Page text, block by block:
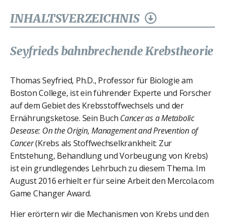
INHALTSVERZEICHNIS
Seyfrieds bahnbrechende Krebstheorie
Thomas Seyfried, Ph.D., Professor für Biologie am
Boston College, ist ein führender Experte und Forscher
auf dem Gebiet des Krebsstoffwechsels und der
Ernährungsketose. Sein Buch Cancer as a Metabolic
Desease: On the Origin, Management and Prevention of
Cancer(Krebs als Stoffwechselkrankheit: Zur
Entstehung, Behandlung und Vorbeugung von Krebs)
ist ein grundlegendes Lehrbuch zu diesem Thema. Im
August 2016 erhielt er für seine Arbeit den Mercola.com
Game Changer Award.
Hier erörtern wir die Mechanismen von Krebs und den